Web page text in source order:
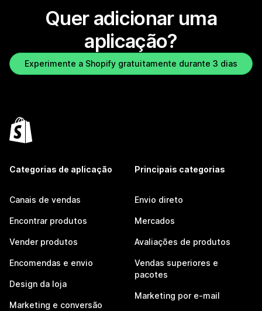
Quer adicionar uma
aplicação?
Experimente a Shopify gratuitamente durante 3 dias
Categorias de aplicação
Canais de vendas
Encontrar produtos
Vender produtos
Encomendas e envio
Design da loja
Marketing e conversão
Principais categorias
Envio direto
Mercados
Avaliações de produtos
Vendas superiores e
pacotes
Marketing por e-mail